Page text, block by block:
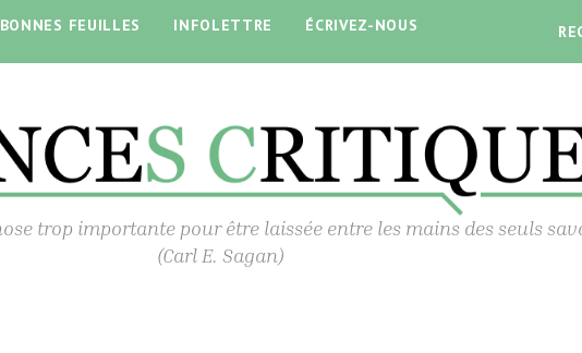
BONNES FEUILLES INFOLETTRE ÉCRIVEZ-NOUS
trop importante pour être laissée entre les mains des seuls
(Carl E. Sagan)